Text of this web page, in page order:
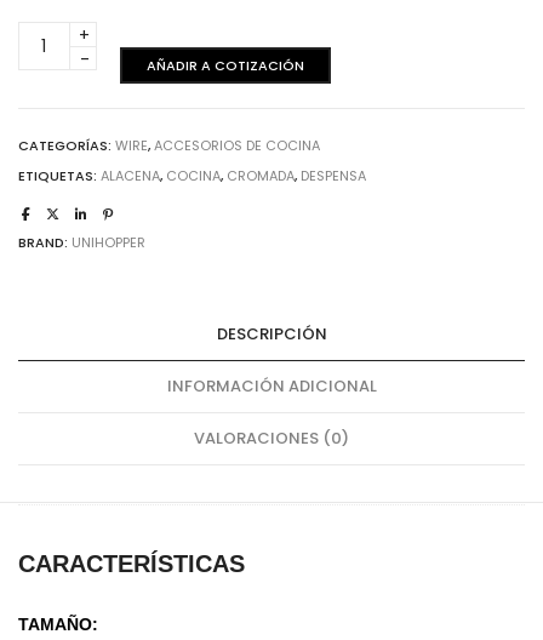
Canasta
cierre
cantidad
AÑADIR A COTIZACIÓN
CATEGORÍAS: WIRE,ACCESORIOS DE COCINA
ETIQUETAS: ALACENA, COCINA, CROMADA, DESPENSA
BRAND: UNIHOPPER
DESCRIPCIÓN
INFORMACIÓN ADICIONAL
VALORACIONES (0)
CARACTERÍSTICAS
TAMAÑO: